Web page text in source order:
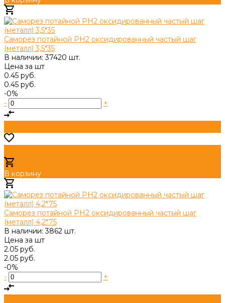
Саморез потайной PH2 оксидированный частый шаг
(металл) 3,5*35
В наличии: 37420 шт.
Цена за шт
0.45 руб.
0.45 руб.
-0%
-
+
В корзину
Саморез потайной PH2 оксидированный частый шаг
(металл) 4,2*75
В наличии: 3862 шт.
Цена за шт
2.05 руб.
2.05 руб.
-0%
-
+